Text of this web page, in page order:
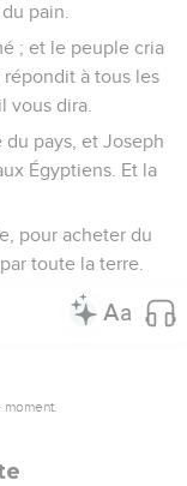
pain.
; et le peuple cria
répondit à tous les
vous dira.
pays, et Joseph
Égyptiens. Et la
pour acheter du
toute la terre.